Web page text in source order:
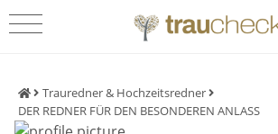
Trauredner & Hochzeitsredner
DER REDNER FÜR DEN BESONDEREN ANLASS